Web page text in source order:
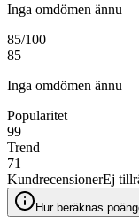
Inga omdömen ännu
85/100
85
Inga omdömen ännu
Popularitet
99
Trend
71
KundrecensionerEj
Hur beräknas